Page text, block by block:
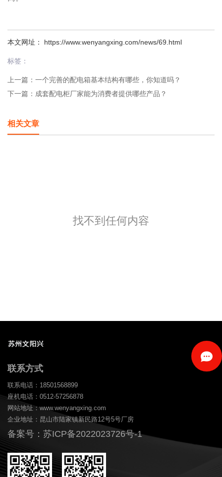
本文网址： https://www.wenyangxing.com/news/69.html
标签：
上一篇： 一个完善的配电箱基本结构有哪些，你知道吗？
下一篇： 成套配电柜厂家能为消费者提供哪些产品？
相关文章
找不到任何内容
联系方式
联系电话：18501568899
座机电话：0512-57256878
网站地址：www.wenyangxing.com
企业地址：昆山市陆家镇新民路12号5号厂房
备案号：苏ICP备2022023726号-1